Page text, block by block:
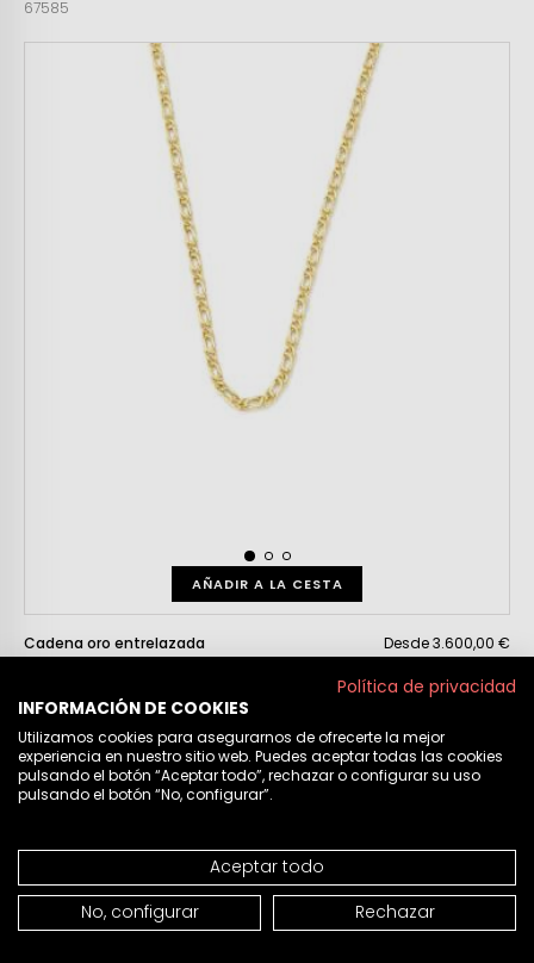
67585
AÑADIR A LA CESTA
Cadena oro entrelazada
67605
Desde 3.600,00 €
Política de privacidad
INFORMACIÓN DE COOKIES
Utilizamos cookies para asegurarnos de ofrecerte la mejor
experiencia en nuestro sitio web. Puedes aceptar todas las cookies
pulsando el botón “Aceptar todo”, rechazar o configurar su uso
pulsando el botón “No, configurar”.
Aceptar todo
No, configurar
Rechazar